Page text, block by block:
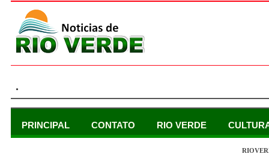
.
PRINCIPAL CONTATO RIO VERDE